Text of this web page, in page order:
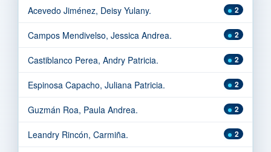
2
Acevedo Jiménez, Deisy Yulany.
2
Campos Mendivelso, Jessica Andrea.
2
Castiblanco Perea, Andry Patricia.
2
Espinosa Capacho, Juliana Patricia.
2
Guzmán Roa, Paula Andrea.
2
Leandry Rincón, Carmiña.